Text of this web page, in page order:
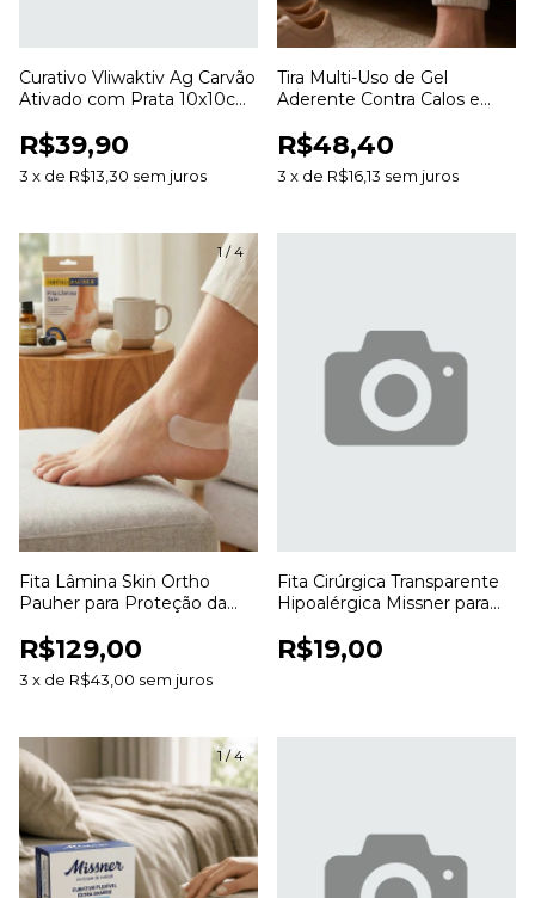
Curativo Vliwaktiv Ag Carvão
Ativado com Prata 10x10cm
R$39,90
3 x de R$13,30 sem juros
Tira Multi-Uso de Gel
Aderente Contra Calos e
Ortho Pauher
R$48,40
3 x de R$16,13 sem juros
1/4
Fita Lâmina Skin Ortho
Pauher para Proteção da
R$129,00
3 x de R$43,00 sem juros
Fita Cirúrgica Transparente
Hipoalérgica Missner para
R$19,00
1/4